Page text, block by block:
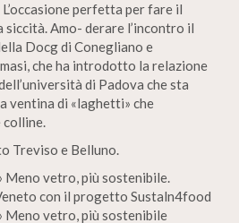
perfetta per fare il
Amo- derare l’incontro il
Docg di Conegliano e
che ha introdotto la relazione
di Padova che sta
ventina di «laghetti» che
colline.
Treviso e Belluno.
Meno vetro, più sostenibile.
con il progetto Sustaln4food
Meno vetro, più sostenibile